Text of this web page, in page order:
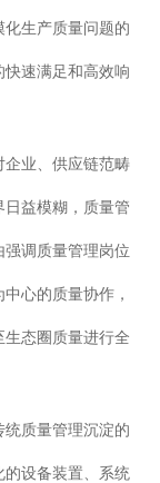
生产质量问题的
速满足和高效响
企业、供应链范畴
益模糊，质量管
调质量管理岗位
心的质量协作，
态圈质量进行全
统质量管理沉淀的
的设备装置、系统